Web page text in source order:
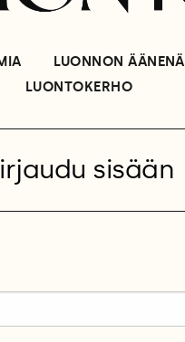
LUONNON
LUONTOKERHO
sisään